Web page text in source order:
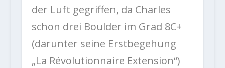
der Luft gegriffen, da Charles
schon drei Boulder im Grad 8C+
(darunter seine Erstbegehung
„La Révolutionnaire Extension“)